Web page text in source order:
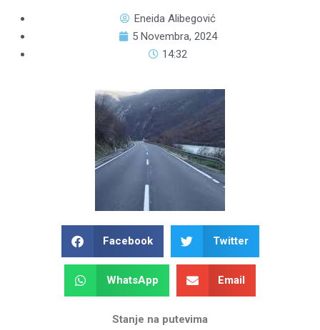
Eneida Alibegović
5 Novembra, 2024
14:32
Facebook Twitter
WhatsApp Email
Stanje na putevima